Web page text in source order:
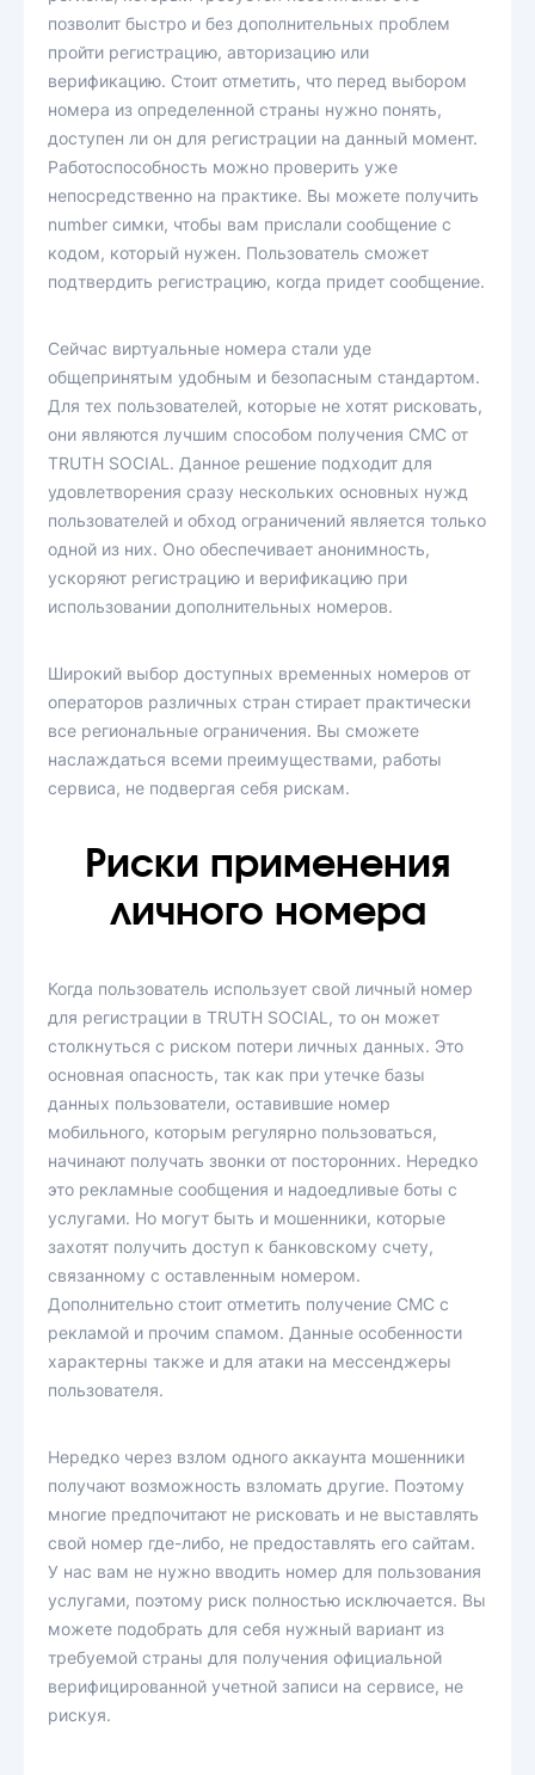
позволит быстро и без дополнительных проблем
пройти регистрацию, авторизацию или
верификацию. Стоит отметить, что перед выбором
номера из определенной страны нужно понять,
доступен ли он для регистрации на данный момент.
Работоспособность можно проверить уже
непосредственно на практике. Вы можете получить
number симки, чтобы вам прислали сообщение с
кодом, который нужен. Пользователь сможет
подтвердить регистрацию, когда придет сообщение.
Сейчас виртуальные номера стали уде
общепринятым удобным и безопасным стандартом.
Для тех пользователей, которые не хотят рисковать,
они являются лучшим способом получения СМС от
TRUTH SOCIAL. Данное решение подходит для
удовлетворения сразу нескольких основных нужд
пользователей и обход ограничений является только
одной из них. Оно обеспечивает анонимность,
ускоряют регистрацию и верификацию при
использовании дополнительных номеров.
Широкий выбор доступных временных номеров от
операторов различных стран стирает практически
все региональные ограничения. Вы сможете
наслаждаться всеми преимуществами, работы
сервиса, не подвергая себя рискам.
Риски применения
личного номера
Когда пользователь использует свой личный номер
для регистрации в TRUTH SOCIAL, то он может
столкнуться с риском потери личных данных. Это
основная опасность, так как при утечке базы
данных пользователи, оставившие номер
мобильного, которым регулярно пользоваться,
начинают получать звонки от посторонних. Нередко
это рекламные сообщения и надоедливые боты с
услугами. Но могут быть и мошенники, которые
захотят получить доступ к банковскому счету,
связанному с оставленным номером.
Дополнительно стоит отметить получение СМС с
рекламой и прочим спамом. Данные особенности
характерны также и для атаки на мессенджеры
пользователя.
Нередко через взлом одного аккаунта мошенники
получают возможность взломать другие. Поэтому
многие предпочитают не рисковать и не выставлять
свой номер где-либо, не предоставлять его сайтам.
У нас вам не нужно вводить номер для пользования
услугами, поэтому риск полностью исключается. Вы
можете подобрать для себя нужный вариант из
требуемой страны для получения официальной
верифицированной учетной записи на сервисе, не
рискуя.